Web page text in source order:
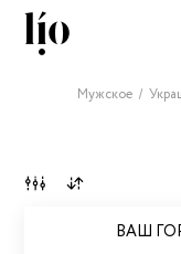
ВАШ
Мужское